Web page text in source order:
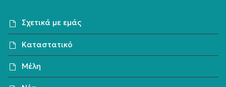
Σχετικά με εμάς
Καταστατικό
Μέλη